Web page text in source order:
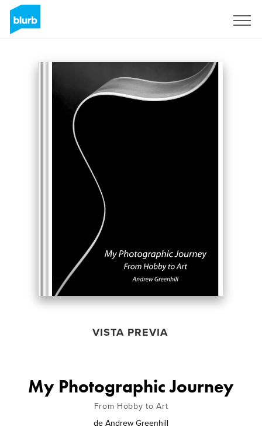
VISTA PREVIA
My Photographic Journey
From Hobby to Art
de Andrew Greenhill